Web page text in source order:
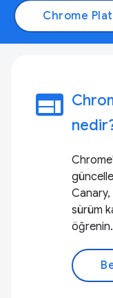
Chrome
web
Canary,
sürüm
öğrenin.